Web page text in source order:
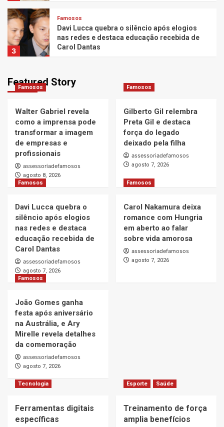
3
Famosos
Davi Lucca quebra o silêncio após elogios
nas redes e destaca educação recebida de
Carol Dantas
Carol Nakamura deixa romance com
Hungria em aberto ao falar sobre vida
5
Famosos
João Gomes ganha festa após aniversário
na Austrália, e Ary Mirelle revela detalhes
da comemoração
6
desabafa sobre músicas da novela e diz
nunca ter recebido royalties
7
Famosos
Leonardo compra 60 porcos e brinca com
dificuldade para fazer PIX: “Vou pedir
ajuda”
Walter Gabriel revela como a imprensa
pode transformar a imagem de empresas e
profissionais
Famosos
Gilberto Gil relembra Preta Gil e destaca
Famosos
Davi Lucca quebra o silêncio após elogios
Featured Story
Famosos
Walter Gabriel revela
como a imprensa pode
transformar a imagem
de empresas e
profissionais
assessoriadefamosos
agosto 8, 2026
Famosos
Gilberto Gil relembra
Preta Gil e destaca
força do legado
deixado pela filha
assessoriadefamosos
agosto 7, 2026
Famosos
Davi Lucca quebra o
silêncio após elogios
nas redes e destaca
educação recebida de
Carol Dantas
assessoriadefamosos
agosto 7, 2026
Famosos
Carol Nakamura deixa
romance com Hungria
em aberto ao falar
sobre vida amorosa
assessoriadefamosos
agosto 7, 2026
Famosos
João Gomes ganha
festa após aniversário
na Austrália, e Ary
Mirelle revela detalhes
da comemoração
assessoriadefamosos
agosto 7, 2026
Tecnologia
Ferramentas digitais
específicas
Esporte Saúde
Treinamento de força
amplia benefícios